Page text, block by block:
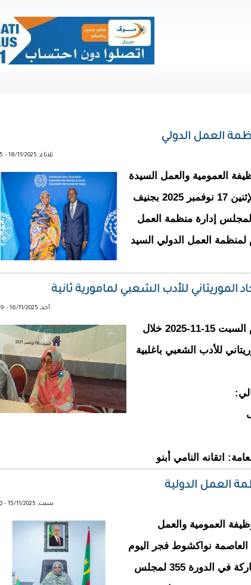
العمل الدولي
ثلاثاء, 18/11/2025 - 10:55
الوظيفة العمومية والعمل السيدة
مريم منت بيحل ولد هميد اليوم الإثنين 17 نوفمبر 2025 بجنيف
– على هامش أعمال الدورة 355 لمجلس إدارة منظمة العمل
لمنظمة العمل الدولي السيد
للأدب الشعبي لمامورية ثانية
أحد, 16/11/2025 - 13:49
انتخبت خدي بنت شيخنا زوال يوم السبت 15-11-2025 خلال
للأدب الشعبي باغلبية
اتقانه النامي أبنو
سبت, 15/11/2025 - 14:00
الوظيفة العمومية والعمل
العاصمة نواكشوط فجر اليوم
السبت، متوجهة إلى جنيف، للمشاركة في الدورة 355 لمجلس